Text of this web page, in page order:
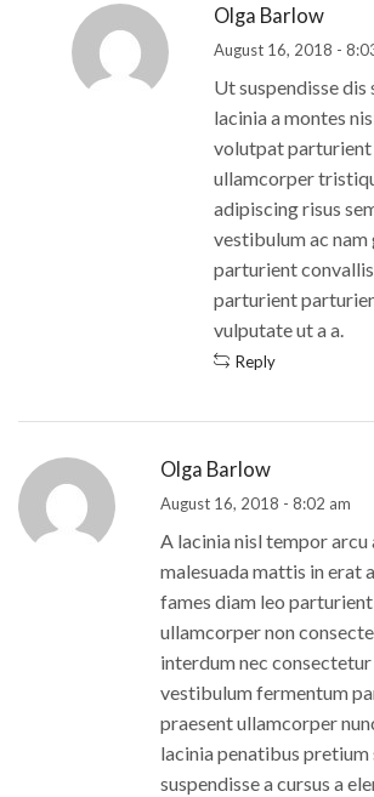
Olga Barlow
August 16, 2018 -
Ut suspendisse dis
lacinia a montes
volutpat parturient
ullamcorper
adipiscing risus
vestibulum ac nam
parturient
parturient
vulputate ut a a.
Reply
Olga Barlow
August 16, 2018 - 8:02 am
A lacinia nisl tempor
malesuada mattis in erat
fames diam leo
ullamcorper non
interdum nec
vestibulum fermentum
praesent ullamcorper
lacinia penatibus pretium
suspendisse a cursus a